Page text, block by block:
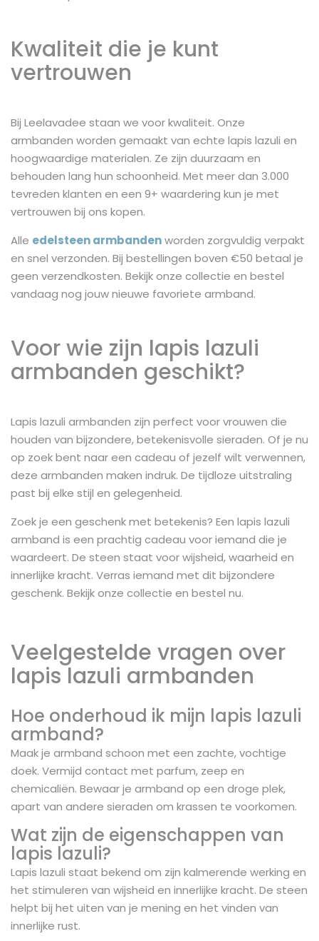
Kwaliteit die je kunt
vertrouwen
Bij Leelavadee staan we voor kwaliteit. Onze
armbanden worden gemaakt van echte lapis lazuli en
hoogwaardige materialen. Ze zijn duurzaam en
behouden lang hun schoonheid. Met meer dan 3.000
tevreden klanten en een 9+ waardering kun je met
vertrouwen bij ons kopen.
Alle edelsteen armbandenworden zorgvuldig verpakt
en snel verzonden. Bij bestellingen boven €50 betaal je
geen verzendkosten. Bekijk onze collectie en bestel
vandaag nog jouw nieuwe favoriete armband.
Voor wie zijn lapis lazuli
armbanden geschikt?
Lapis lazuli armbanden zijn perfect voor vrouwen die
houden van bijzondere, betekenisvolle sieraden. Of je nu
op zoek bent naar een cadeau of jezelf wilt verwennen,
deze armbanden maken indruk. De tijdloze uitstraling
past bij elke stijl en gelegenheid.
Zoek je een geschenk met betekenis? Een lapis lazuli
armband is een prachtig cadeau voor iemand die je
waardeert. De steen staat voor wijsheid, waarheid en
innerlijke kracht. Verras iemand met dit bijzondere
geschenk. Bekijk onze collectie en bestel nu.
Veelgestelde vragen over
lapis lazuli armbanden
Hoe onderhoud ik mijn lapis lazuli
armband?
Maak je armband schoon met een zachte, vochtige
doek. Vermijd contact met parfum, zeep en
chemicaliën. Bewaar je armband op een droge plek,
apart van andere sieraden om krassen te voorkomen.
Wat zijn de eigenschappen van
lapis lazuli?
Lapis lazuli staat bekend om zijn kalmerende werking en
het stimuleren van wijsheid en innerlijke kracht. De steen
helpt bij het uiten van je mening en het vinden van
innerlijke rust.